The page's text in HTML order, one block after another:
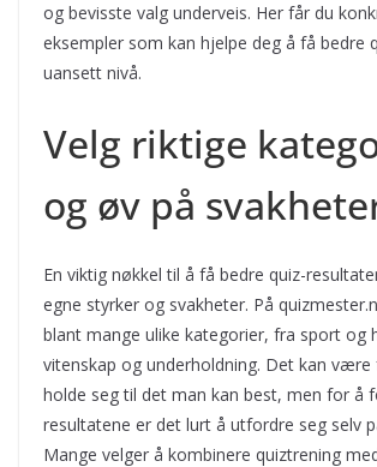
og bevisste valg underveis. Her får du
eksempler som kan hjelpe deg å få bedre
uansett nivå.
Velg riktige
og øv på
En viktig nøkkel til å få bedre quiz-
egne styrker og svakheter. På
blant mange ulike kategorier, fra sport og
vitenskap og underholdning. Det kan være
holde seg til det man kan best, men for å
resultatene er det lurt å utfordre seg selv
Mange velger å kombinere quiztrening